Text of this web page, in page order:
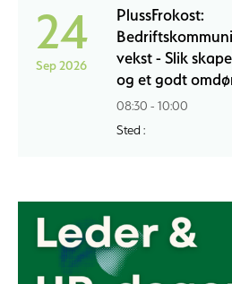
24
Sep 2026
PlussFrokost:
vekst - Slik
og et godt
08:30 - 10:00
Sted :